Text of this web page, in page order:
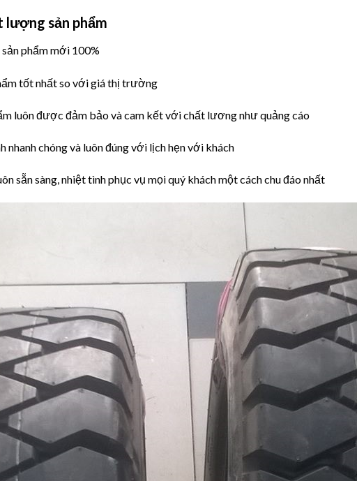
lượng sản phẩm
sản phẩm mới 100%
tốt nhất so với giá thị trường
luôn được đảm bảo và cam kết với chất lương như quảng cáo
nhanh chóng và luôn đúng với lịch hẹn với khách
sẵn sàng, nhiệt tình phục vụ mọi quý khách một cách chu đáo nhất